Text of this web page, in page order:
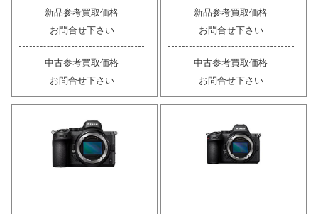
新品参考買取価格
お問合せ下さい
中古参考買取価格
お問合せ下さい
新品参考買取価格
お問合せ下さい
中古参考買取価格
お問合せ下さい